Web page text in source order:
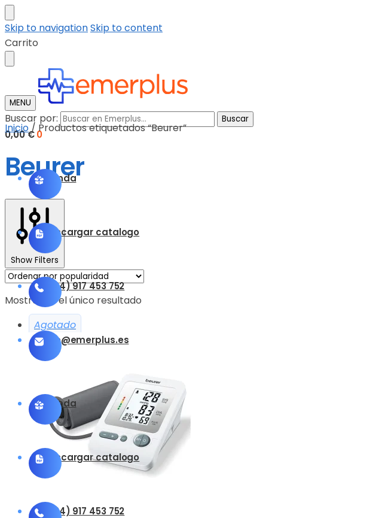
Skip to navigationSkip to content
Carrito
MENU
Buscar por: Buscar
0,00€ 0
Tienda
Descargar catalogo
(+34) 917 453 752
info@emerplus.es
Tienda
Descargar catalogo
(+34) 917 453 752
Inicio/Productos etiquetados “Beurer”
Beurer
Show Filters
Mostrando el único resultado
Agotado